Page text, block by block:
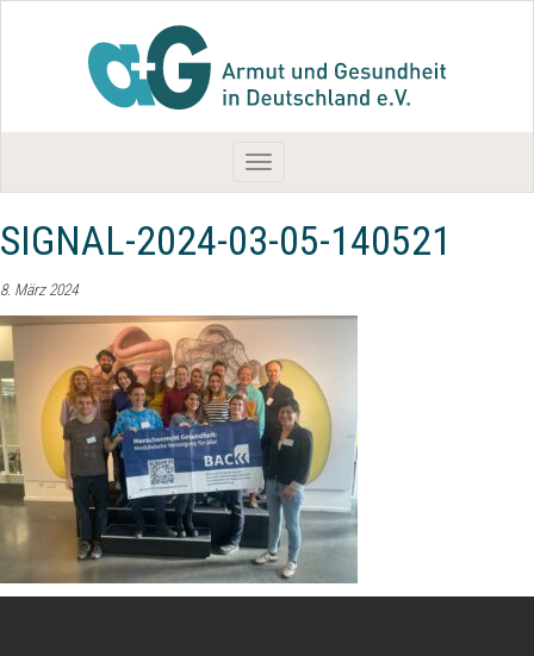
Toggle
navigation
SIGNAL-2024-03-05-140521
8. März 2024